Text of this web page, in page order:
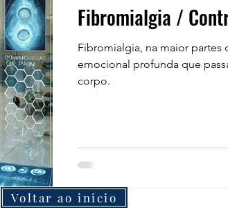
Fibromialgia /
Fibromialgia, na maior partes
emocional profunda que
corpo.
Voltar ao inicio